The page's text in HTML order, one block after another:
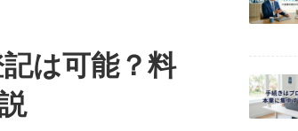
は可能？料